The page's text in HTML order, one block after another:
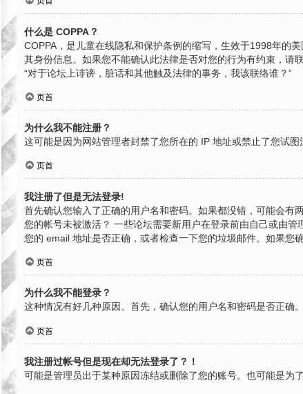
什么是 COPPA？
COPPA，是儿童在线隐私和保护条例的缩写，生效于1998年的
其身份信息。如果您不能确认此法律是否对您的行为有约束，请
“对于论坛上诽谤，脏话和其他触及法律的事务，我该联络谁？”
页首
为什么我不能注册？
这可能是因为网站管理者封禁了您所在的 IP 地址或禁止了您试
页首
我注册了但是无法登录!
首先确认您输入了正确的用户名和密码。如果都没错，可能会有
您的帐号未被激活？ 一些论坛需要新用户在登录前由自己或由
您的 email 地址是否正确，或者检查一下您的垃圾邮件。如果您
页首
为什么我不能登录？
这种情况有好几种原因。首先，确认您的用户名和密码是否正确
页首
我注册过帐号但是现在却无法登录了？！
可能是管理员出于某种原因冻结或删除了您的账号。也可能是为